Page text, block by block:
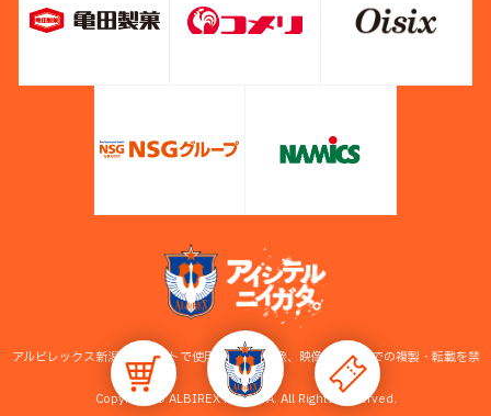
アルビレックス新潟公式サイトで使用している画像、映像等の無断での複製・転載を禁
止します。
Copyright © ALBIREX NIIGATA. All Rights Reserved.